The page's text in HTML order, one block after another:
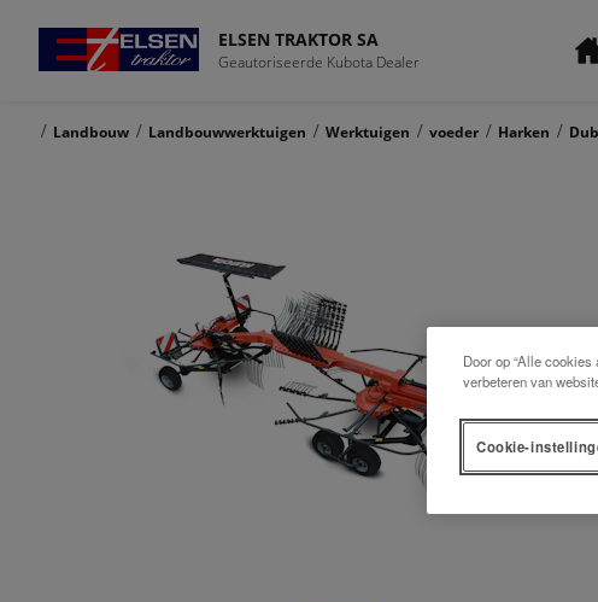
ELSEN TRAKTOR SA
Geautoriseerde Kubota Dealer
/ Landbouw / Landbouwwerktuigen / Werktuigen / voeder / Harken /
Door op “Alle
verbeteren van
Cookie-